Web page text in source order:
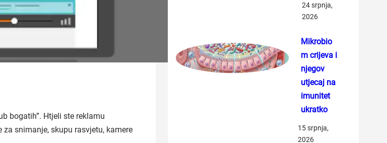
bogatih”. Htjeli ste reklamu
snimanje, skupu rasvjetu, kamere
24 srpnja,
2026
Mikrobio
m crijeva i
njegov
utjecaj na
imunitet
ukratko
15 srpnja,
2026